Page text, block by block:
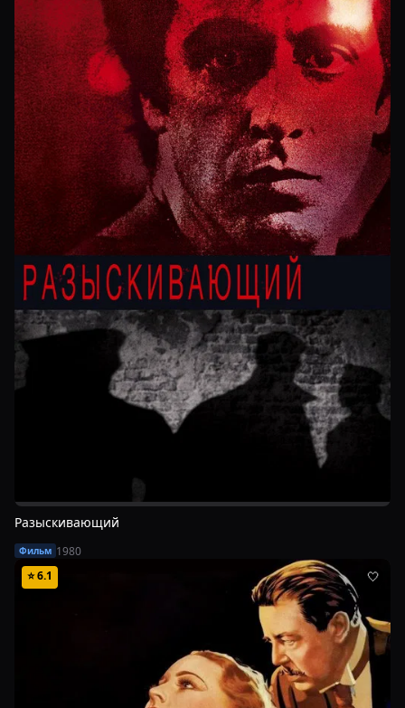
Разыскивающий
Фильм 1980
⭐6.1 🤍